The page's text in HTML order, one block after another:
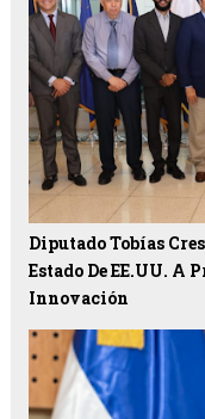
Diputado Tobías
Estado De EE.UU. A
Innovación